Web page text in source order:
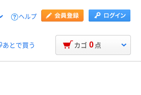
ヘルプ
あとで買う カゴ 0 点